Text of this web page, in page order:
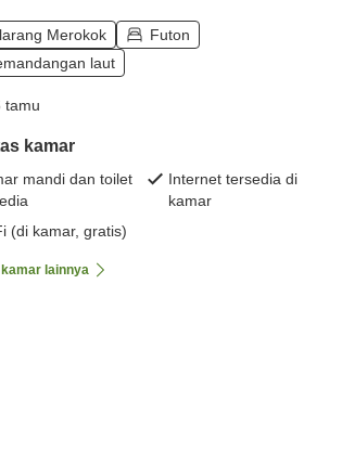
Merokok
Futon
laut
tamu
kamar
mandi dan toilet
Internet tersedia di
kamar
(di kamar, gratis)
lainnya